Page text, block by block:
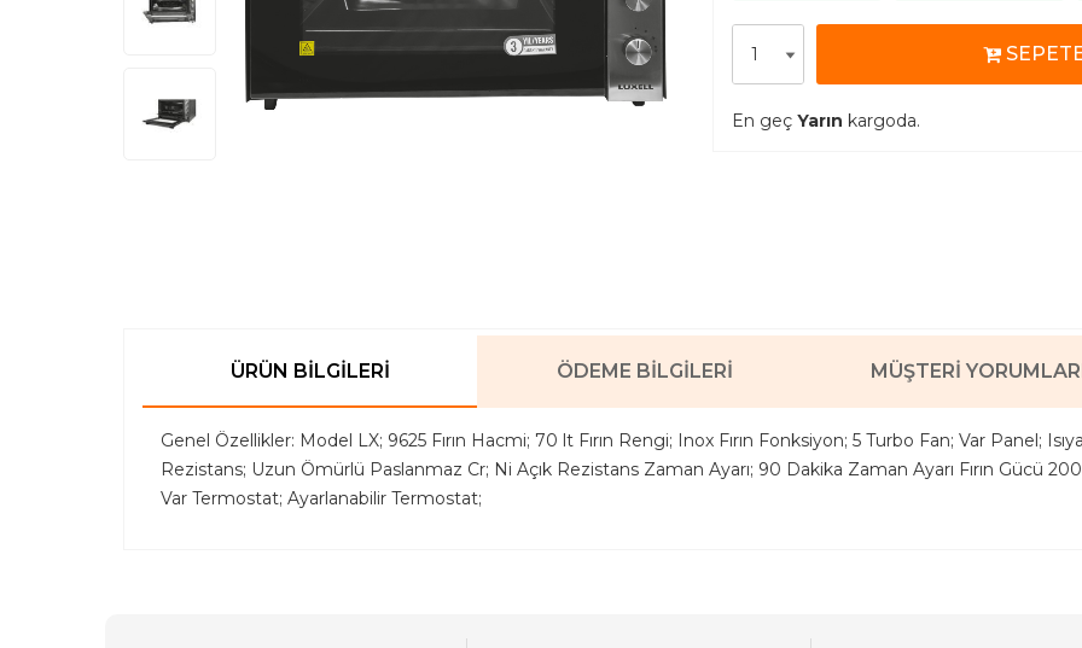
En geç Yarın kargoda.
ÜRÜN BILGILERI ÖDEME BILGILERI MÜŞTERI YORUMLARI
Genel Özellikler: Model LX; 9625 Fırın Hacmi; 70 lt Fırın Rengi; Inox Fırın Fonksiyon; 5 Turbo Fan; Var Panel;
Rezistans; Uzun Ömürlü Paslanmaz Cr; Ni Açık Rezistans Zaman Ayarı; 90 Dakika Zaman Ayarı Fırın Gücü
Var Termostat; Ayarlanabilir Termostat;